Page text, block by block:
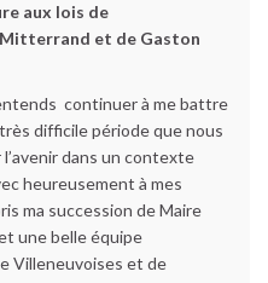
aux lois de
et de Gaston
continuer à me battre
difficile période que nous
dans un contexte
heureusement à mes
ma succession de Maire
une belle équipe
Villeneuvoises et de